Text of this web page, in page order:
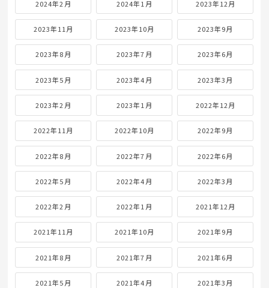
2024年2月 2024年1月 2023年12月
2023年11月 2023年10月 2023年9月
2023年8月 2023年7月 2023年6月
2023年5月 2023年4月 2023年3月
2023年2月 2023年1月 2022年12月
2022年11月 2022年10月 2022年9月
2022年8月 2022年7月 2022年6月
2022年5月 2022年4月 2022年3月
2022年2月 2022年1月 2021年12月
2021年11月 2021年10月 2021年9月
2021年8月 2021年7月 2021年6月
2021年5月 2021年4月 2021年3月